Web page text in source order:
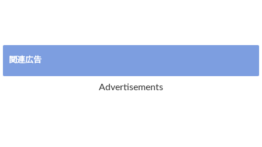
関連広告
Advertisements